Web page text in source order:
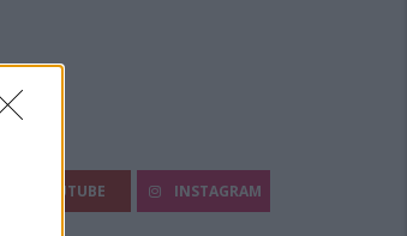
YOUTUBE INSTAGRAM